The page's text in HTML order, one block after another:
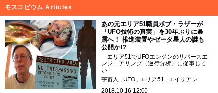
モスコビウム Articles
あの元エリア51職員ボブ・ラザーが
「UFO技術の真実」を30年ぶりに暴
露へ！ 推進装置やゼータ星人の謎も
公開か!?
エリア51でUFOエンジンのリバースエ
ンジニアリング（逆行分析）に従事して
い...
宇宙人
UFO エリア51
エイリアン
2018.10.16 12:00